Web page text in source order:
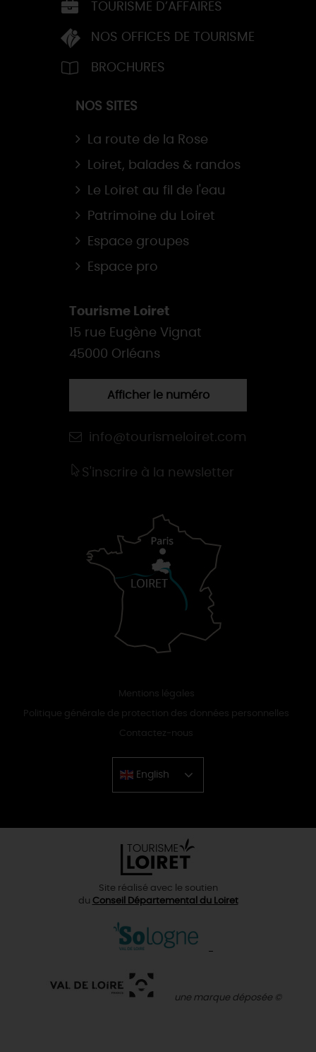
TOURISME D’AFFAIRES
NOS OFFICES DE TOURISME
BROCHURES
NOS SITES
La route de la Rose
Loiret, balades & randos
Le Loiret au fil de l'eau
Patrimoine du Loiret
Espace groupes
Espace pro
Tourisme Loiret
15 rue Eugène Vignat
45000 Orléans
Afficher le numéro
info@tourismeloiret.com
S'inscrire à la newsletter
Mentions légales
Politique générale de protection des données personnelles
Contactez-nous
English
Chinese
Site réalisé avec le soutien
du Conseil Départemental du Loiret
une marque déposée ©